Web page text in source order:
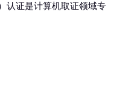
认证是计算机取证领域专